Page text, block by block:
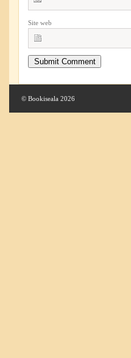
Site web
© Bookiseala 2026